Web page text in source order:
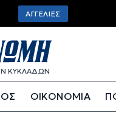
ΑΓΓΕΛΊΕΣ
ΚΥΚΛΑΔΩΝ
ΟΙΚΟΝΟΜΙΑ